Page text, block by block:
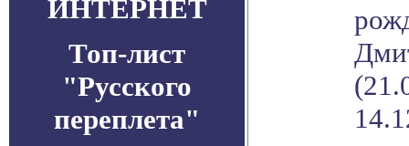
ИНТЕРНЕТ
Топ-лист
"Русского
переплета"